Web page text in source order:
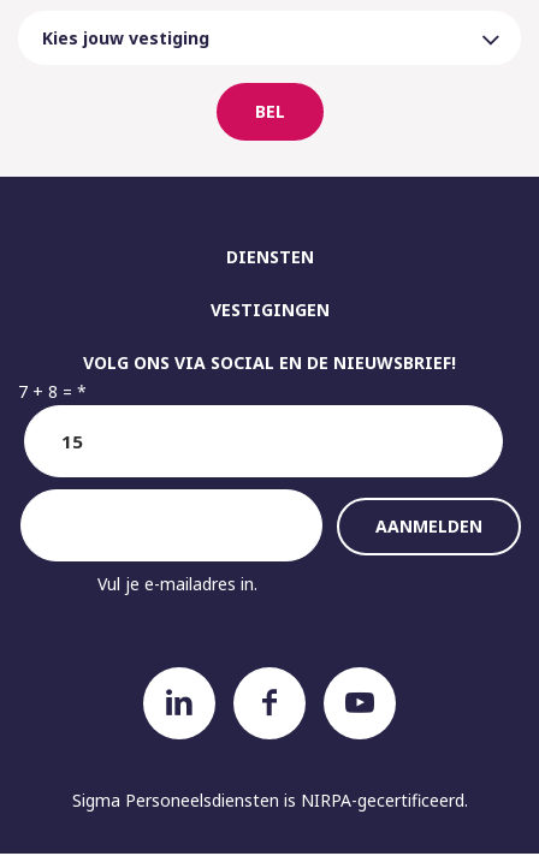
BEL
VOLG ONS VIA SOCIAL EN DE NIEUWSBRIEF!
7 + 8 = *
Vul je e-mailadres in.
Sigma Personeelsdiensten is NIRPA-gecertificeerd.
DIENSTEN
VESTIGINGEN